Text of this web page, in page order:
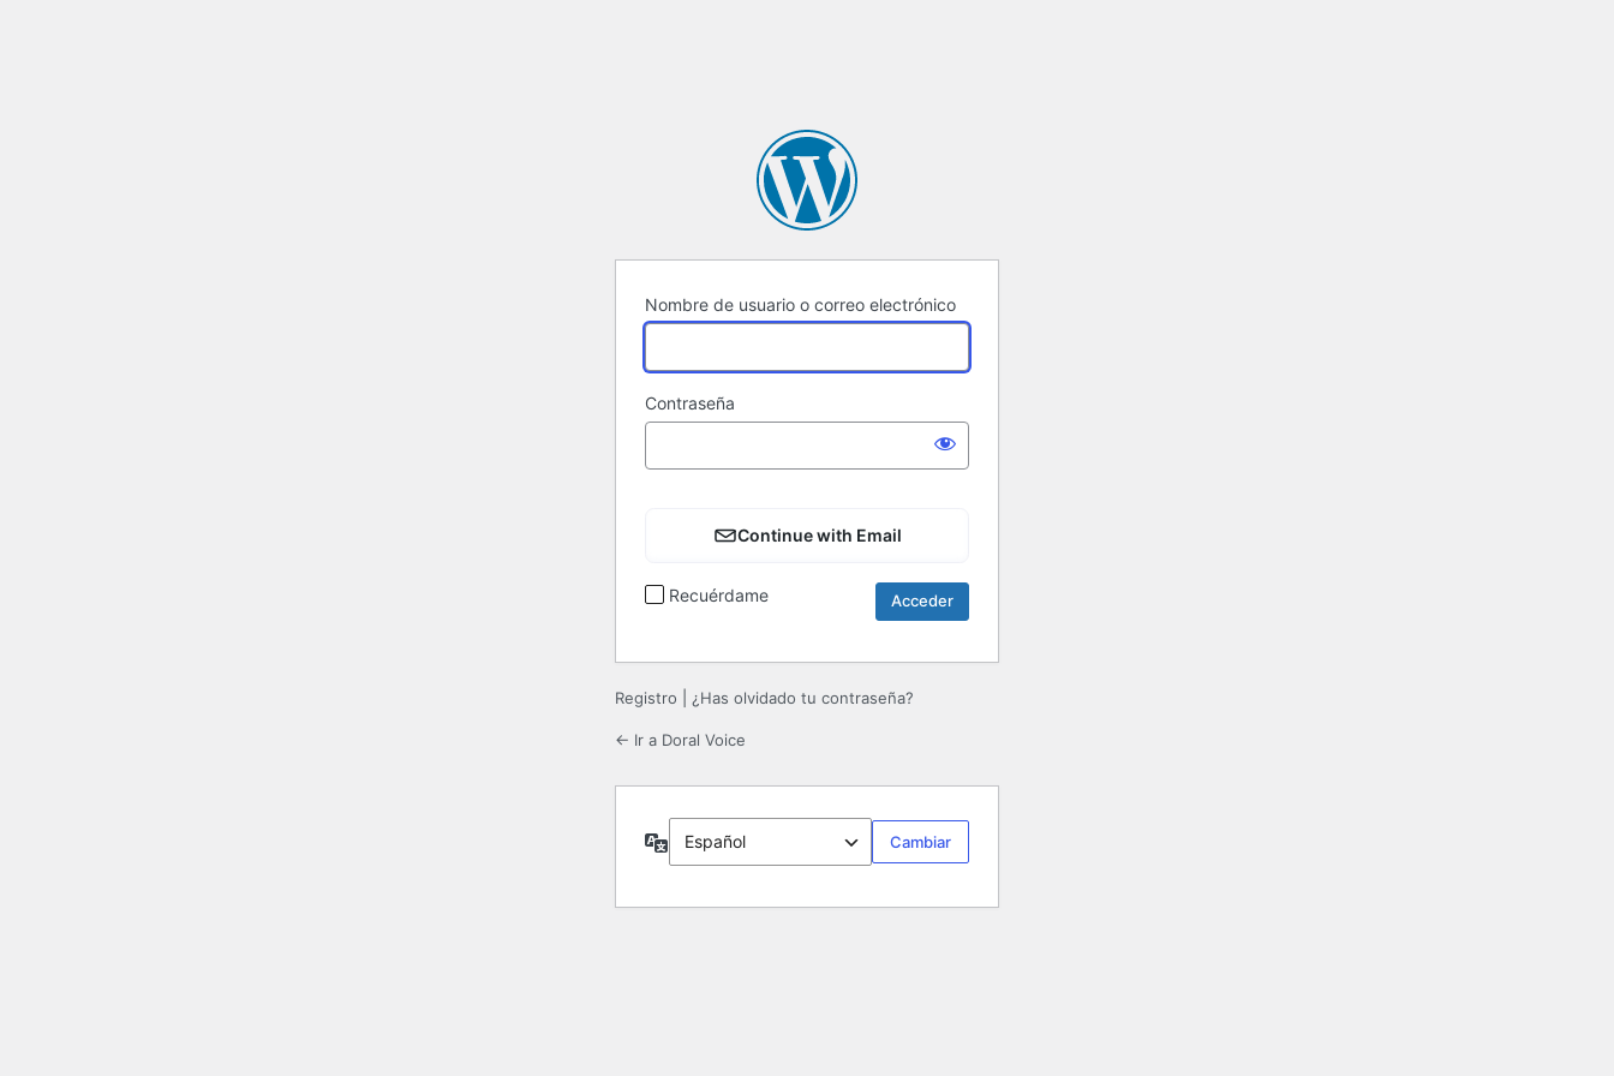
Nombre de usuario o correo electrónico
Contraseña
Continue with Email
Recuérdame
Registro ¿Has olvidado tu contraseña?
← Ir a Doral Voice
Idioma